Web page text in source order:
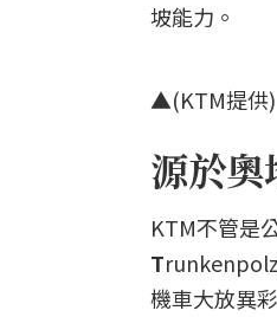
坡能力。
▲(KTM提供)
源於奧
KTM不管是
T
機車大放異